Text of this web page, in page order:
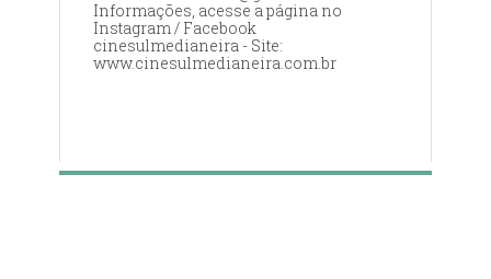
Informações, acesse a página no
Instagram / Facebook
cinesulmedianeira - Site:
www.cinesulmedianeira.com.br